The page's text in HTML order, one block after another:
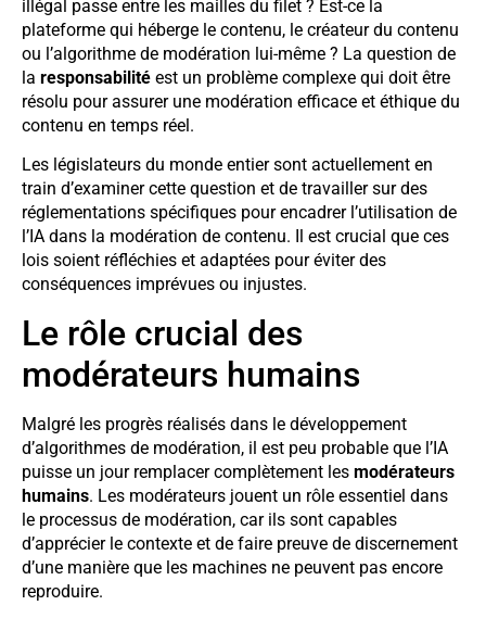
illégal passe entre les mailles du filet ? Est-ce la
plateforme qui héberge le contenu, le créateur du contenu
ou l’algorithme de modération lui-même ? La question de
la responsabilité est un problème complexe qui doit être
résolu pour assurer une modération efficace et éthique du
contenu en temps réel.
Les législateurs du monde entier sont actuellement en
train d’examiner cette question et de travailler sur des
réglementations spécifiques pour encadrer l’utilisation de
l’IA dans la modération de contenu. Il est crucial que ces
lois soient réfléchies et adaptées pour éviter des
conséquences imprévues ou injustes.
Le rôle crucial des
modérateurs humains
Malgré les progrès réalisés dans le développement
d’algorithmes de modération, il est peu probable que l’IA
puisse un jour remplacer complètement les modérateurs
humains. Les modérateurs jouent un rôle essentiel dans
le processus de modération, car ils sont capables
d’apprécier le contexte et de faire preuve de discernement
d’une manière que les machines ne peuvent pas encore
reproduire.